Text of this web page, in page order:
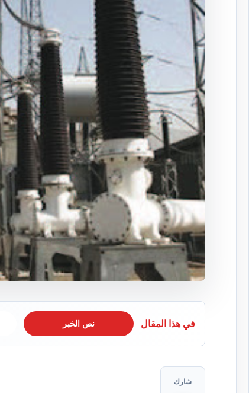
في هذا المقال نص الخبر
شارك